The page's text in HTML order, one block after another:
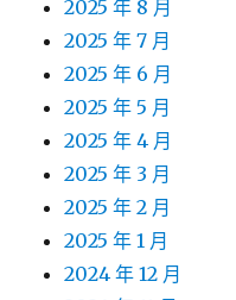
2025 年 8 月
2025 年 7 月
2025 年 6 月
2025 年 5 月
2025 年 4 月
2025 年 3 月
2025 年 2 月
2025 年 1 月
2024 年 12 月